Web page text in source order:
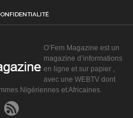
O’Fem Magazine est un
magazine d’informations
en ligne et sur papier ,
avec une WEBTV dont
Nigériennes et Africaines.